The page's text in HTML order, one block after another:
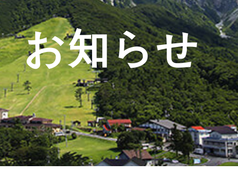
お知らせ